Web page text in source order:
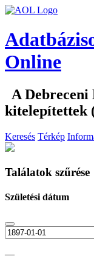
Online
A
kitelepítettek
Keresés Térkép
Találatok szűrése
Születési dátum
—